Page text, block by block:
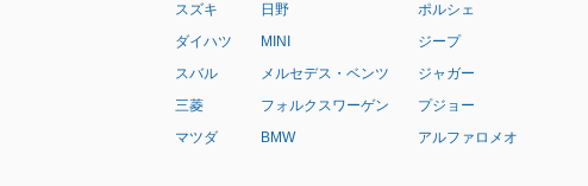
スズキ
ダイハツ
スバル
三菱
マツダ
日野
MINI
メルセデス・ベンツ
フォルクスワーゲン
BMW
ポルシェ
ジープ
ジャガー
プジョー
アルファロメオ